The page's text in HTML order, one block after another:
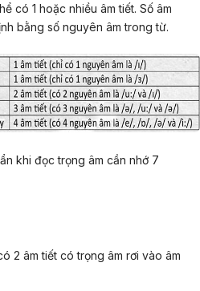
có 1 hoặc nhiều âm tiết. Số âm
bằng số nguyên âm trong từ.
khi đọc trọng âm cần nhớ 7
2 âm tiết có trọng âm rơi vào âm